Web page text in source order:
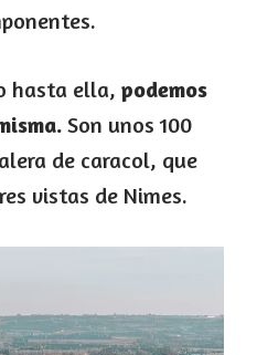
hasta ella, podemos
Son unos 100
de caracol, que
vistas de Nimes.